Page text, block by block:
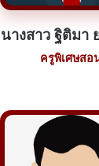
นางสาว ฐิติมา
ครูพิเศษสอ